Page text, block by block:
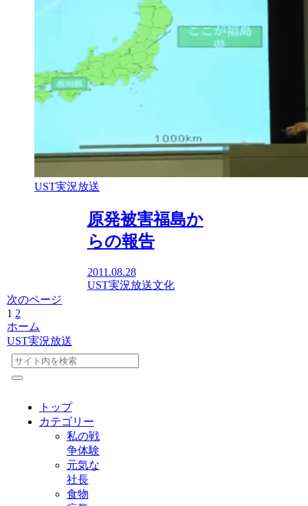
UST実況放送
原発被害福島か
らの報告
2011.08.28
UST実況放送文化
次のページ
1 2
へ
ホーム
UST実況放送
トップ
カテゴリー
私の戦
争体験
元気な
社長
食物